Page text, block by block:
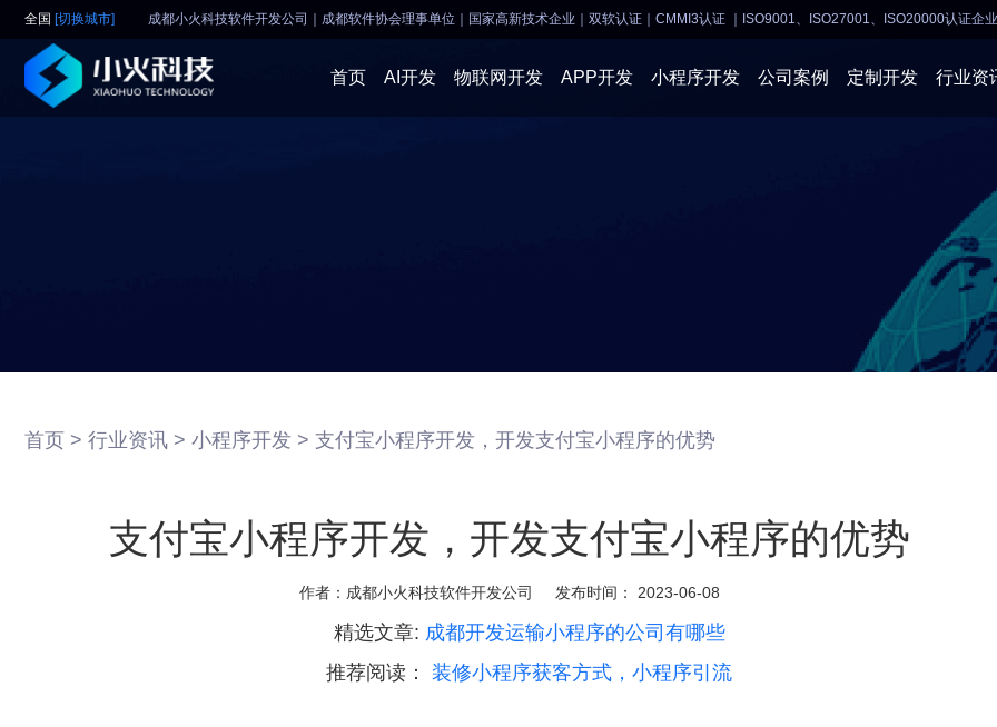
全国 [切换城市] 成都小火科技软件开发公司｜成都软件协会理事单位 国家高新技术企业｜双软认证｜CMMI3认证 ｜ISO9001、ISO27001、ISO20000认证企业
首页 AI开发 物联网开发 APP开发 小程序开发 公司案例 定制开发 行业资
小程序
系统开发
物联网
网站建设
企业经营
商业行情
首页 > 行业资讯 > 小程序开发 > 支付宝小程序开发，开发支付宝小程序的优势
支付宝小程序开发，开发支付宝小程序的优势
作者： 成都小火科技软件开发公司 发布时间： 2023-06-08
精选文章: 成都开发运输小程序的公司有哪些
推荐阅读： 装修小程序获客方式，小程序引流